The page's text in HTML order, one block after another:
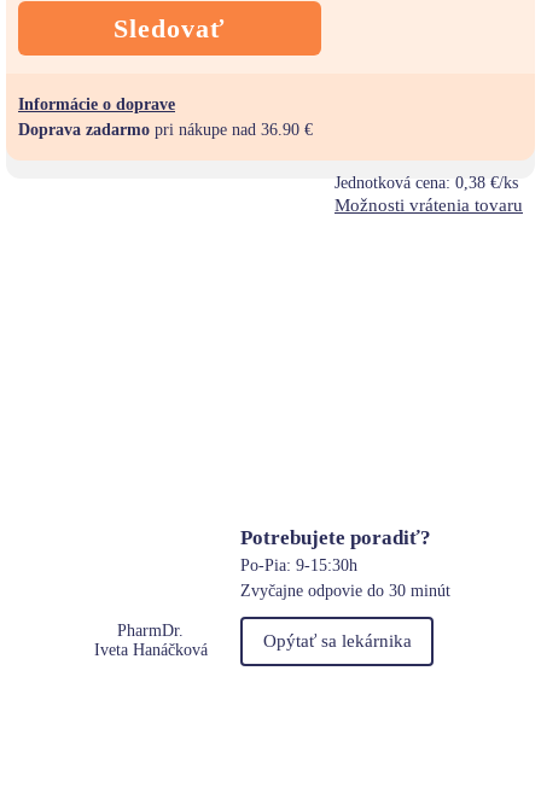
Sledovať
Informácie o doprave
Doprava zadarmo pri nákupe nad 36.90 €
Jednotková cena: 0,38 €/ks
Možnosti vrátenia tovaru
PharmDr.
Iveta Hanáčková
Potrebujete poradiť?
Po-Pia: 9-15:30h
Zvyčajne odpovie do 30 minút
Opýtať sa lekárnika